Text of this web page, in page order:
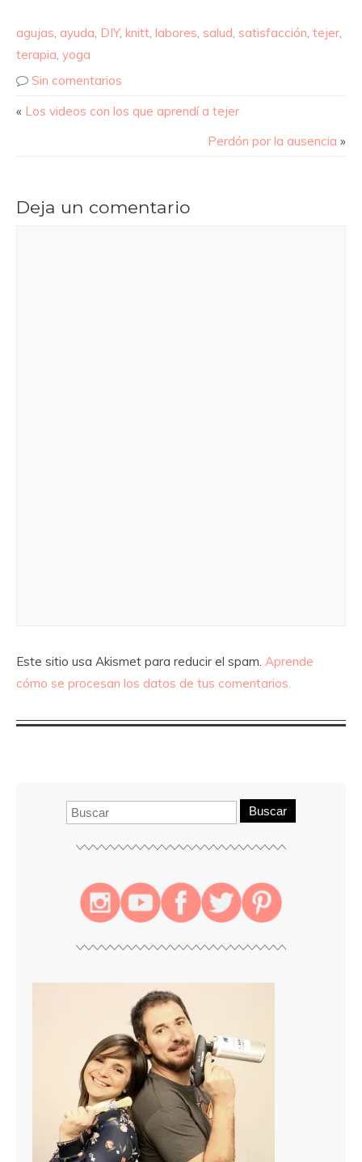
agujas, ayuda, DIY, knitt, labores, salud, satisfacción, tejer,
terapia, yoga
Sin comentarios
« Los videos con los que aprendí a tejer
Perdón por la ausencia »
Deja un comentario
Este sitio usa Akismet para reducir el spam. Aprende
cómo se procesan los datos de tus comentarios.
Buscar